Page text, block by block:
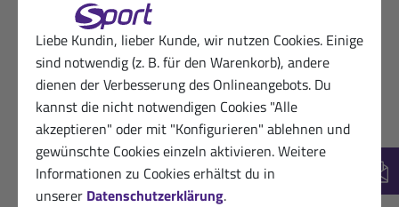
Liebe Kundin, lieber Kunde, wir nutzen Cookies. Einige
sind notwendig (z. B. für den Warenkorb), andere
dienen der Verbesserung des Onlineangebots. Du
kannst die nicht notwendigen Cookies "Alle
akzeptieren" oder mit "Konfigurieren" ablehnen und
gewünschte Cookies einzeln aktivieren. Weitere
Informationen zu Cookies erhältst du in
unserer Datenschutzerklärung.
zurück zur vorherigen Seite